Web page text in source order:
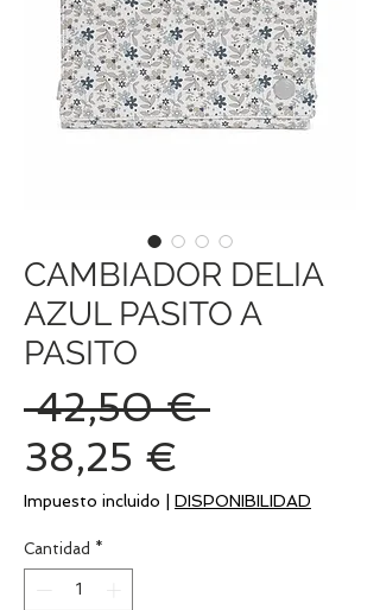
CAMBIADOR DELIA
AZUL PASITO A
PASITO
42,50 € Precio
38,25 €
de
Impuesto incluido DISPONIBILIDAD
Cantidad *